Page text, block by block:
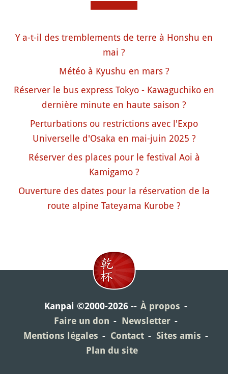
Y a-t-il des tremblements de terre à Honshu en
mai ?
Météo à Kyushu en mars ?
Réserver le bus express Tokyo - Kawaguchiko en
dernière minute en haute saison ?
Perturbations ou restrictions avec l'Expo
Universelle d'Osaka en mai-juin 2025 ?
Réserver des places pour le festival Aoi à
Kamigamo ?
Ouverture des dates pour la réservation de la
route alpine Tateyama Kurobe ?
Kanpai ©2000-2026
À propos
Faire un don
Newsletter
Mentions légales
Contact
Sites amis
Plan du site